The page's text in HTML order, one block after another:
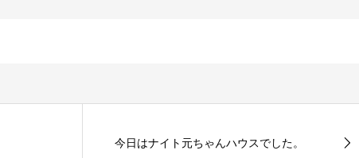
今日はナイト元ちゃんハウスでした。